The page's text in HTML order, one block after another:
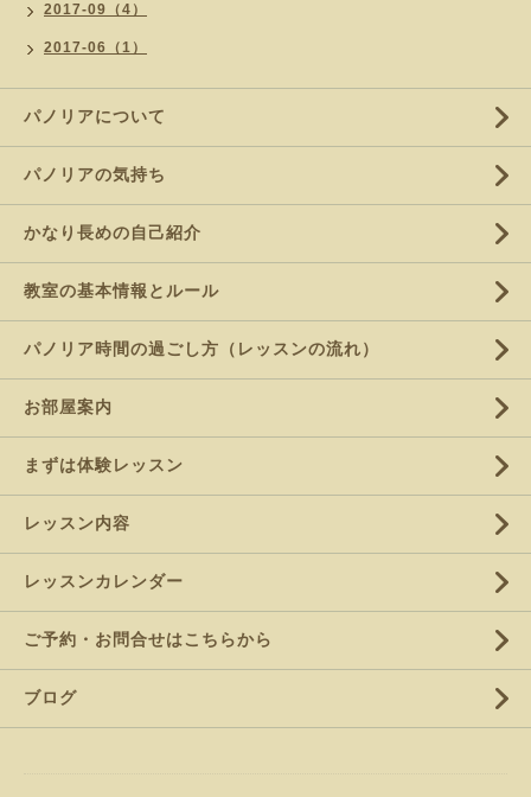
2017-09（4）
2017-06（1）
パノリアについて
パノリアの気持ち
かなり長めの自己紹介
教室の基本情報とルール
パノリア時間の過ごし方（レッスンの流れ）
お部屋案内
まずは体験レッスン
レッスン内容
レッスンカレンダー
ご予約・お問合せはこちらから
ブログ